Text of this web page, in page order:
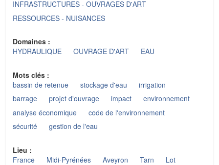
INFRASTRUCTURES - OUVRAGES D'ART
RESSOURCES - NUISANCES
Domaines :
HYDRAULIQUE
OUVRAGE D'ART EAU
Mots clés :
bassin de retenue
stockage d'eau
irrigation
barrage
projet d'ouvrage impact
environnement
analyse économique
code de l'environnement
sécurité
gestion de l'eau
Lieu :
France
Midi-Pyrénées Aveyron Tarn
Lot